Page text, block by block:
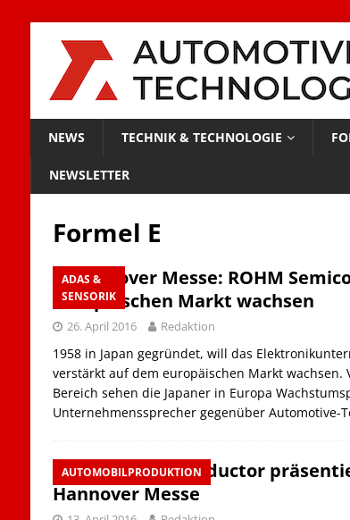
NEWS TECHNIK & TECHNOLOGIE
NEWSLETTER
Formel E
ADAS &
SENSORIK
Hannover Messe: ROHM
europäischen Markt wachsen
26. April 2016 Redaktion
1958 in Japan gegründet, will das
verstärkt auf dem europäischen Markt
Bereich sehen die Japaner in Europa
Unternehmenssprecher gegenüber Automotive-
AUTOMOBILPRODUKTION
ROHM Semiconductor
Hannover Messe